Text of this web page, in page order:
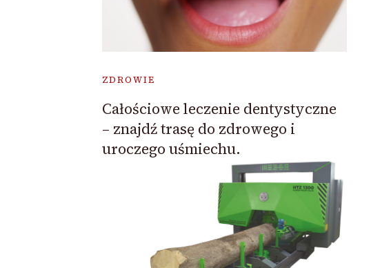
ZDROWIE
Całościowe leczenie dentystyczne
– znajdź trasę do zdrowego i
uroczego uśmiechu.